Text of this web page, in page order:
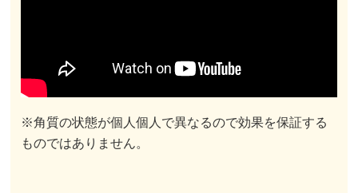
※角質の状態が個人個人で異なるので効果を保証する
ものではありません。